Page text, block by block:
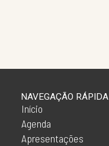
Início
Agenda
Apresentações
NAVEGAÇÃO RÁPIDA